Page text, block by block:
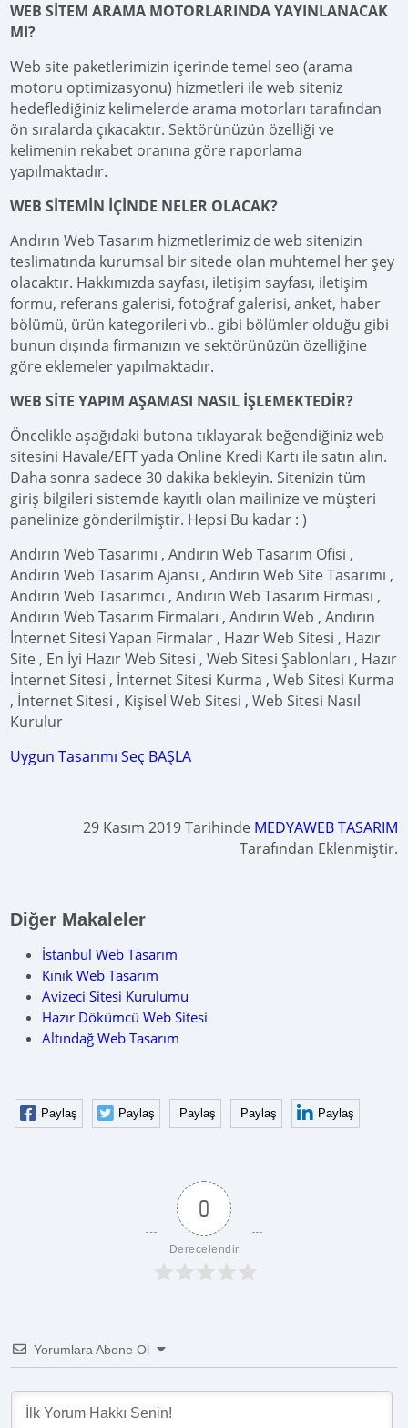
WEB SİTEM ARAMA MOTORLARINDA YAYINLANACAK
MI?
Web site paketlerimizin içerinde temel seo (arama
motoru optimizasyonu) hizmetleri ile web siteniz
hedeflediğiniz kelimelerde arama motorları tarafından
ön sıralarda çıkacaktır. Sektörünüzün özelliği ve
kelimenin rekabet oranına göre raporlama
yapılmaktadır.
WEB SİTEMİN İÇİNDE NELER OLACAK?
Andırın Web Tasarım hizmetlerimiz de web sitenizin
teslimatında kurumsal bir sitede olan muhtemel her şey
olacaktır. Hakkımızda sayfası, iletişim sayfası, iletişim
formu, referans galerisi, fotoğraf galerisi, anket, haber
bölümü, ürün kategorileri vb.. gibi bölümler olduğu gibi
bunun dışında firmanızın ve sektörünüzün özelliğine
göre eklemeler yapılmaktadır.
WEB SİTE YAPIM AŞAMASI NASIL İŞLEMEKTEDİR?
Öncelikle aşağıdaki butona tıklayarak beğendiğiniz web
sitesini Havale/EFT yada Online Kredi Kartı ile satın alın.
Daha sonra sadece 30 dakika bekleyin. Sitenizin tüm
giriş bilgileri sistemde kayıtlı olan mailinize ve müşteri
panelinize gönderilmiştir. Hepsi Bu kadar : )
Andırın Web Tasarımı , Andırın Web Tasarım Ofisi ,
Andırın Web Tasarım Ajansı , Andırın Web Site Tasarımı ,
Andırın Web Tasarımcı , Andırın Web Tasarım Firması ,
Andırın Web Tasarım Firmaları , Andırın Web , Andırın
İnternet Sitesi Yapan Firmalar , Hazır Web Sitesi , Hazır
Site , En İyi Hazır Web Sitesi , Web Sitesi Şablonları , Hazır
İnternet Sitesi , İnternet Sitesi Kurma , Web Sitesi Kurma
, İnternet Sitesi , Kişisel Web Sitesi , Web Sitesi Nasıl
Kurulur
Uygun Tasarımı Seç BAŞLA
29 Kasım 2019 Tarihinde MEDYAWEB TASARIM
Tarafından Eklenmiştir.
Diğer Makaleler
İstanbul Web Tasarım
Kınık Web Tasarım
Avizeci Sitesi Kurulumu
Hazır Dökümcü Web Sitesi
Altındağ Web Tasarım
Paylaş Paylaş Paylaş Paylaş Paylaş
0
Derecelendir
Yorumlara Abone Ol